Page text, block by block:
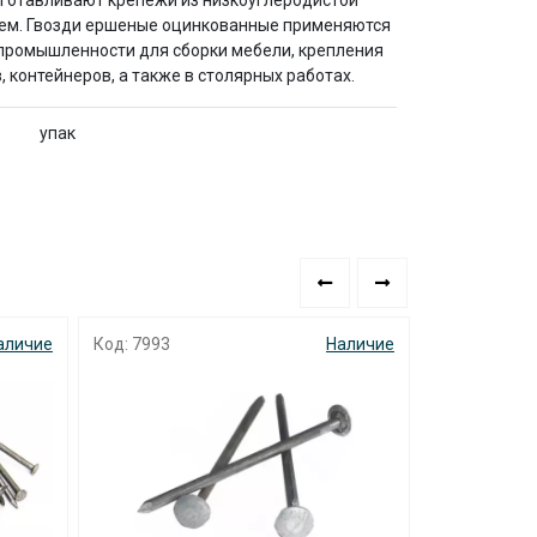
Гвозди ершеные оцинкованные применяются
для сборки мебели, крепления
а также в столярных работах.
упак
Код: 7792 Наличие